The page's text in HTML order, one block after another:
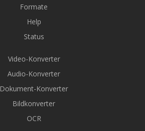
Formate
Help
Status
Video-Konverter
Audio-Konverter
Dokument-Konverter
Bildkonverter
OCR